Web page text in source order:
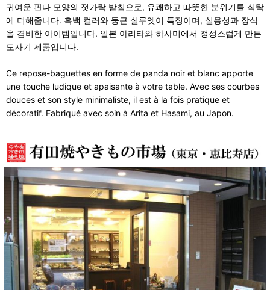
귀여운 판다 모양의 젓가락 받침으로, 유쾌하고 따뜻한 분위기를 식탁
에 더해줍니다. 흑백 컬러와 둥근 실루엣이 특징이며, 실용성과 장식
을 겸비한 아이템입니다. 일본 아리타와 하사미에서 정성스럽게 만든
도자기 제품입니다.
Ce repose-baguettes en forme de panda noir et blanc apporte
une touche ludique et apaisante à votre table. Avec ses courbes
douces et son style minimaliste, il est à la fois pratique et
décoratif. Fabriqué avec soin à Arita et Hasami, au Japon.